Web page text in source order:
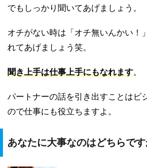
でもしっかり聞いてあげましょう。
オチがない時は「オチ無いんかい！
れてあげましょう笑。
聞き上手は仕事上手にもなれます。
パートナーの話を引き出すことはビ
ので仕事にも役立ちますよ。
あなたに大事なのはどちらです